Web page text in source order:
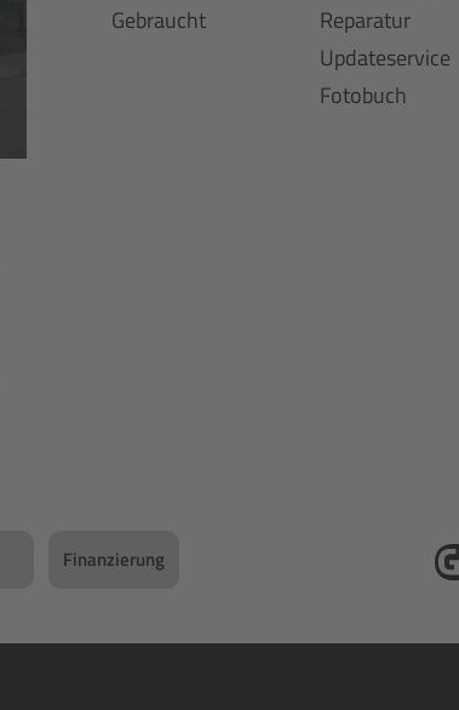
Gebraucht
Reparatur
Updateservice
Fotobuch
Finanzierung